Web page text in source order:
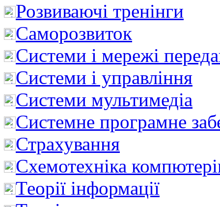
Розвиваючі тренінги
Саморозвиток
Системи і мережі
Системи і управління
Системи мультимедіа
Системне програмне
Страхування
Схемотехніка
Теорії інформації